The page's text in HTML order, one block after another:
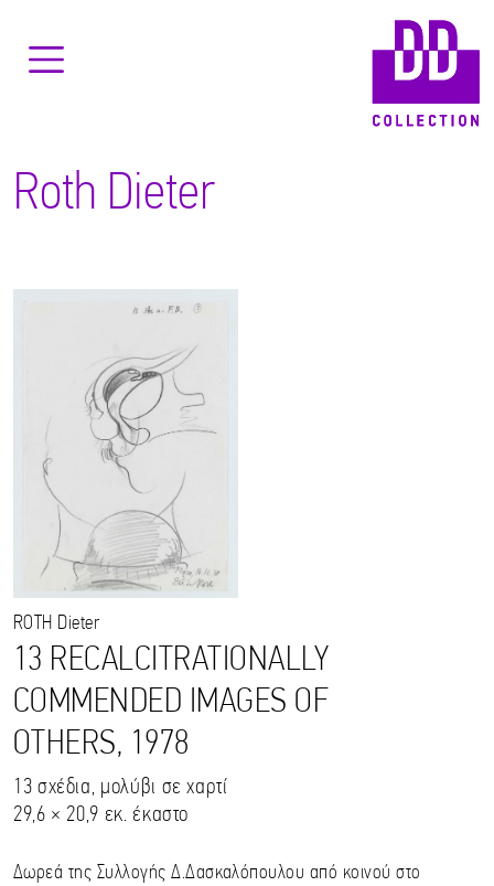
Roth Dieter
ROTH Dieter
13 RECALCITRATIONALLY
COMMENDED IMAGES OF
OTHERS, 1978
13 σχέδια, μολύβι σε χαρτί
29,6 × 20,9 εκ. έκαστο
Δωρεά της Συλλογής Δ.Δασκαλόπουλου από κοινού στο